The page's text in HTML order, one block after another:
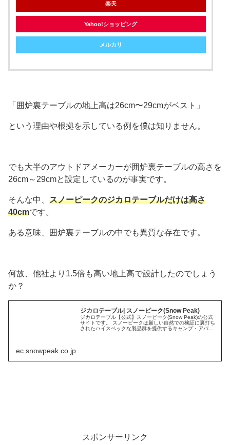
楽天
Yahoo!ショッピング
メルカリ
「囲炉裏テーブルの地上高は26cm〜29cmがベスト」
という理由や根拠を示している例を僕は知りません。
でも大半のアウトドアメーカーが囲炉裏テーブルの高さを
26cm～29cmと設定しているのが事実です。
そんな中、 スノーピークのジカロテーブルだけは高さ
40cmです。
ある意味、囲炉裏テーブルの中でも異質な存在です。
何故、他社より1.5倍も高い地上高で設計したのでしょう
か？
ジカロテーブル| スノーピーク(Snow Peak)
ジカロテーブル【公式】スノーピーク(Snow Peak)の公式
サイトです。 スノーピークは厳しい自然での検証に裏打ち
されたハイスペックな製品群を提供するキャンプ・アパレ
ec.snowpeak.co.jp
スポンサーリンク